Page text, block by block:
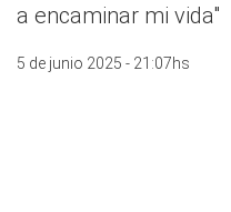
a encaminar mi vida"
5 de junio 2025 - 21:07hs